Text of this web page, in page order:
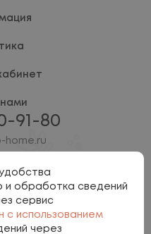
91-80
home.ru
и обработка сведений
сервис
с использованием
через